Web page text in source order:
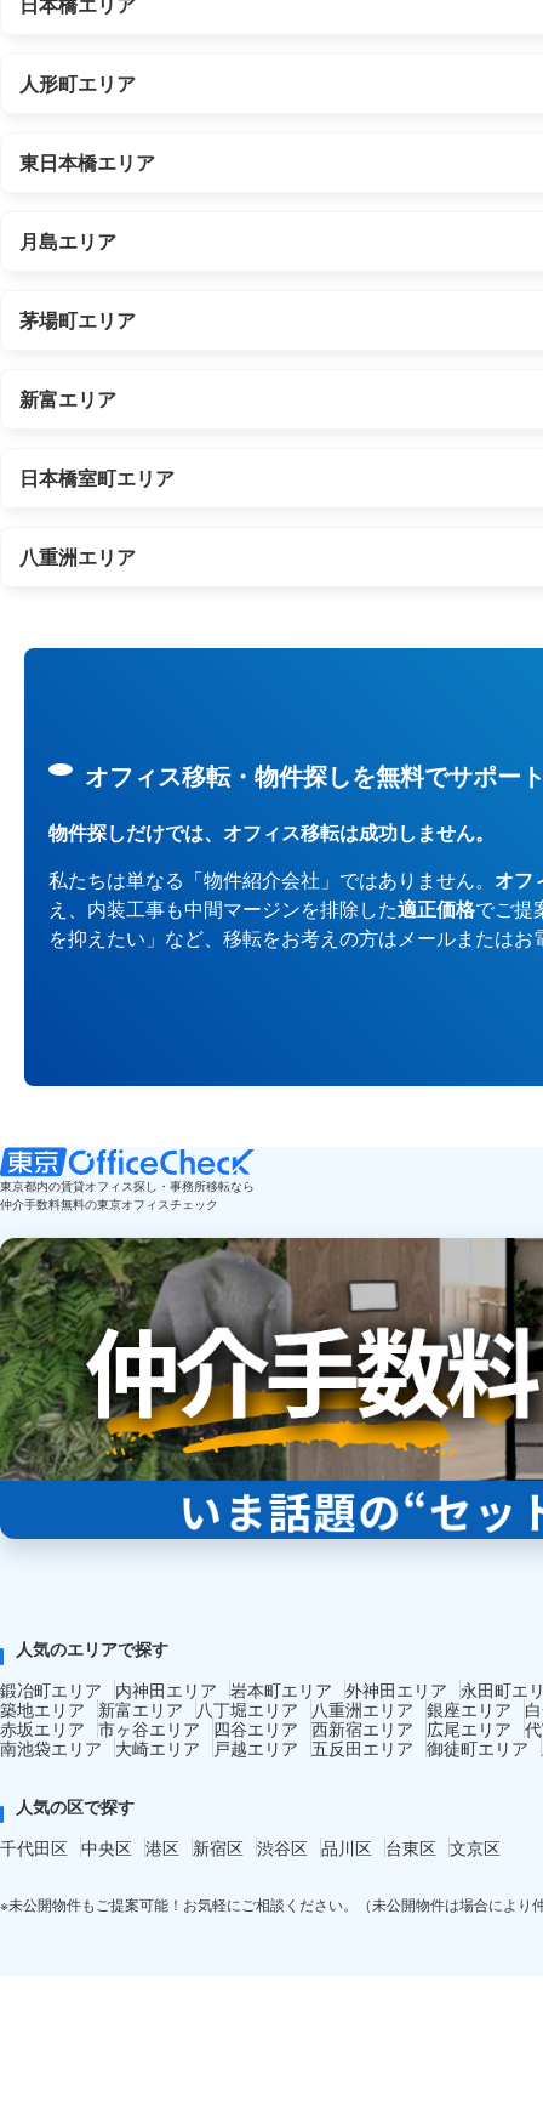
人形町エリア
東日本橋エリア
月島エリア
茅場町エリア
新富エリア
日本橋室町エリア
八重洲エリア
オフィス移転・物件探しを無料でサポー
物件探しだけでは、オフィス移転は成功しません。
私たちは単なる「物件紹介会社」ではありません。 オフ
え、内装工事も中間マージンを排除した適正価格でご提
を抑えたい」など、移転をお考えの方はメールまたは
東京都内の賃貸オフィス探し・事務所移転なら
仲介手数料無料の東京オフィスチェック
人気のエリアで探す
鍛冶町エリア
内神田エリア 岩本町エリア 外神田エリア
永田町エ
築地エリア
新富エリア 八丁堀エリア 八重洲エリア 銀座エリア
赤坂エリア 市ヶ谷エリア 四谷エリア 西新宿エリア 広尾エリア
南池袋エリア
大崎エリア 戸越エリア 五反田エリア 御徒町エリア
人気の区で探す
千代田区 中央区 港区 新宿区 渋谷区 品川区 台東区 文京区
※未公開物件もご提案可能！お気軽にご相談ください。（未公開物件は場合により